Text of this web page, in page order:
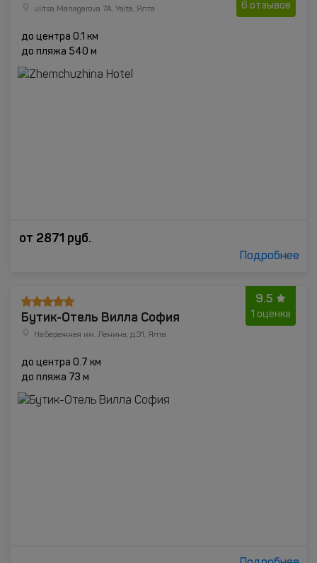
6 отзывов
ulitsa Managarova 7A, Yalta, Ялта
до центра 0.1 км
до пляжа 540 м
от 2871 руб.
Подробнее
9.5
1 оценка
Бутик-Отель Вилла София
Набережная им. Ленина, д.31, Ялта
до центра 0.7 км
до пляжа 73 м